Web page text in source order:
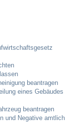
beantragen
eines Gebäudes
beantragen
und Negative amtlich